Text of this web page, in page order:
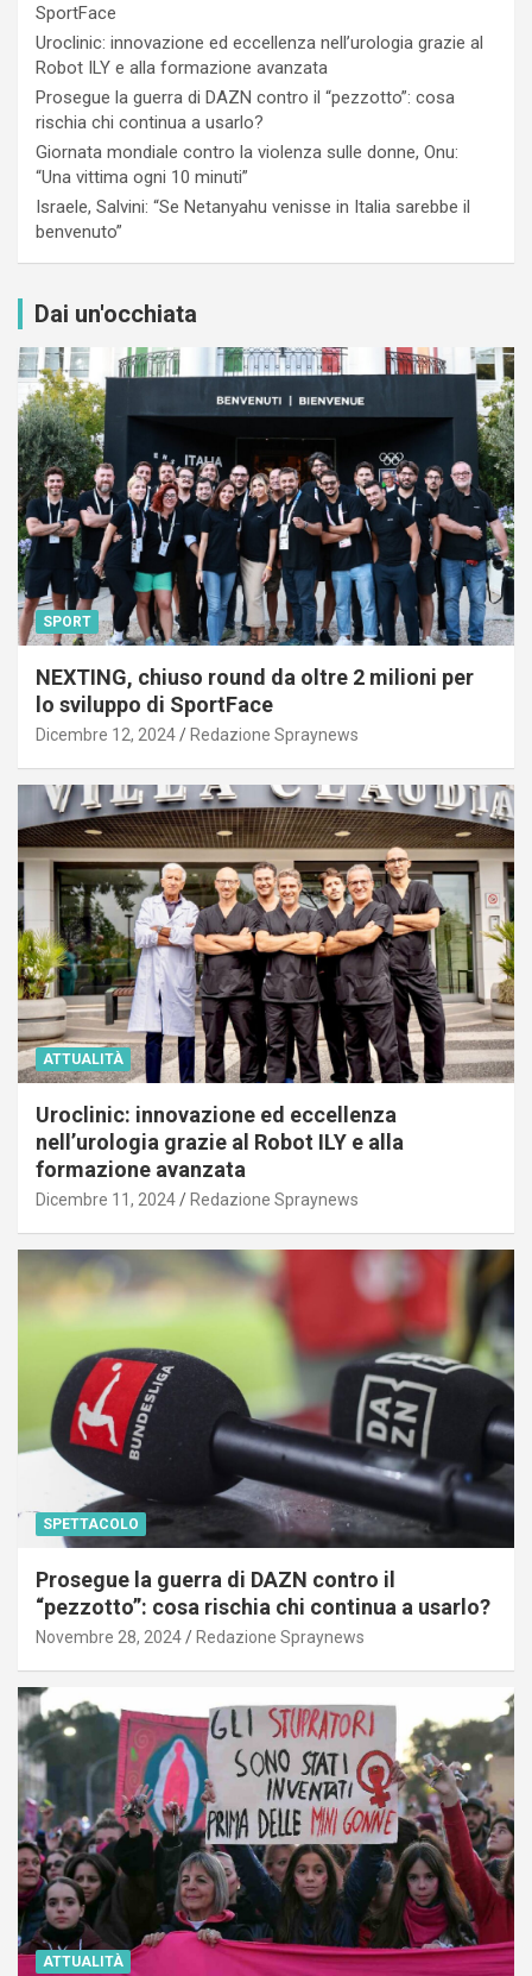
SportFace
Uroclinic: innovazione ed eccellenza nell’urologia grazie al
Robot ILY e alla formazione avanzata
Prosegue la guerra di DAZN contro il “pezzotto”: cosa
rischia chi continua a usarlo?
Giornata mondiale contro la violenza sulle donne, Onu:
“Una vittima ogni 10 minuti”
Israele, Salvini: “Se Netanyahu venisse in Italia sarebbe il
benvenuto”
Dai un'occhiata
SPORT
NEXTING, chiuso round da oltre 2 milioni per
lo sviluppo di SportFace
Dicembre 12, 2024 Redazione Spraynews
ATTUALITÀ
Uroclinic: innovazione ed eccellenza
nell’urologia grazie al Robot ILY e alla
formazione avanzata
Dicembre 11, 2024 Redazione Spraynews
SPETTACOLO
Prosegue la guerra di DAZN contro il
“pezzotto”: cosa rischia chi continua a usarlo?
Novembre 28, 2024 Redazione Spraynews
ATTUALITÀ